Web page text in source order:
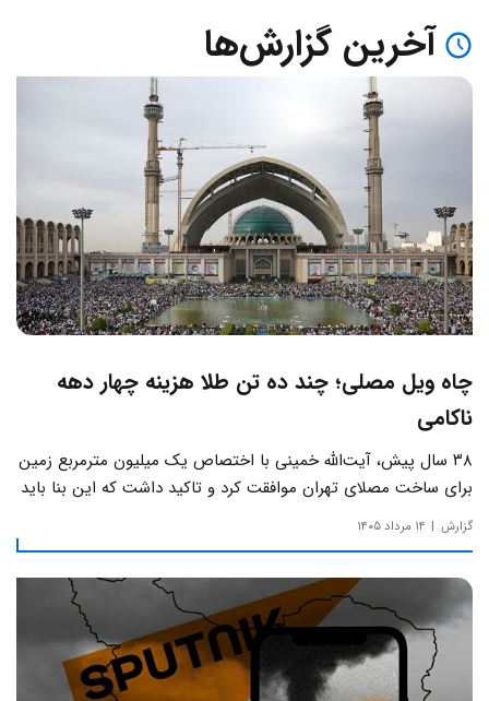
آخرین گزارش‌ها
چاه ویل مصلی؛ چند ده تن طلا هزینه چهار دهه
ناکامی
۳۸ سال پیش، آیت‌الله خمینی با اختصاص یک میلیون مترمربع زمین
برای ساخت مصلای تهران موافقت کرد و تاکید داشت که این بنا باید
به دور از زرق‌وبرق و یادآور سادگی مساجد صدر اسلام باشد.
گزارش ۱۴ مرداد ۱۴۰۵